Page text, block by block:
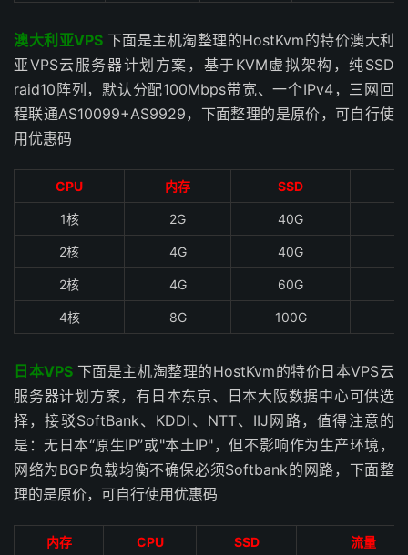
澳大利亚VPS 下面是主机淘整理的HostKvm的特价澳大利
亚VPS云服务器计划方案，基于KVM虚拟架构，纯SSD
raid10阵列，默认分配100Mbps带宽、一个IPv4，三网回
程联通AS10099+AS9929，下面整理的是原价，可自行使
用优惠码
CPU 内存 SSD
1核 2G 40G
2核 4G 40G
2核 4G 60G
4核 8G 100G
日本VPS 下面是主机淘整理的HostKvm的特价日本VPS云
服务器计划方案，有日本东京、日本大阪数据中心可供选
择，接驳SoftBank、KDDI、NTT、IIJ网路，值得注意的
是：无日本“原生IP”或"本土IP"，但不影响作为生产环境，
网络为BGP负载均衡不确保必须Softbank的网路，下面整
理的是原价，可自行使用优惠码
内存 CPU SSD 流量